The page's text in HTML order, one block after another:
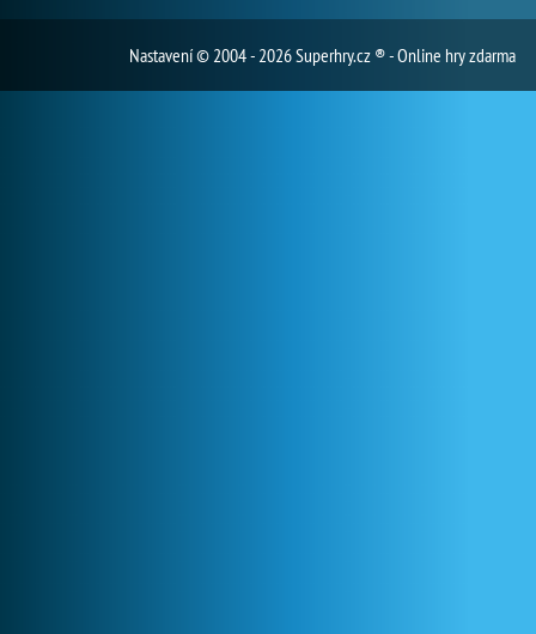
Nastavení© 2004 - 2026 Superhry.cz ® - Online hry zdarma